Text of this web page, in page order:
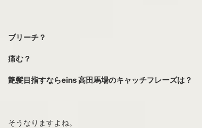
ブリーチ？
痛む？
艶髪目指すならeins 高田馬場のキャッチフレーズは？
そうなりますよね。